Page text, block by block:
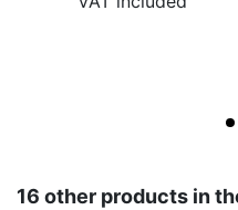
16 other products in